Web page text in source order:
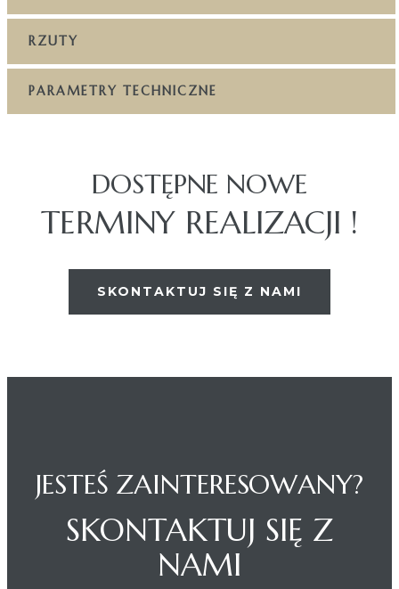
RZUTY
PARAMETRY TECHNICZNE
DOSTĘPNE NOWE
TERMINY REALIZACJI !
SKONTAKTUJ SIĘ Z NAMI
JESTEŚ ZAINTERESOWANY?
SKONTAKTUJ SIĘ Z
NAMI